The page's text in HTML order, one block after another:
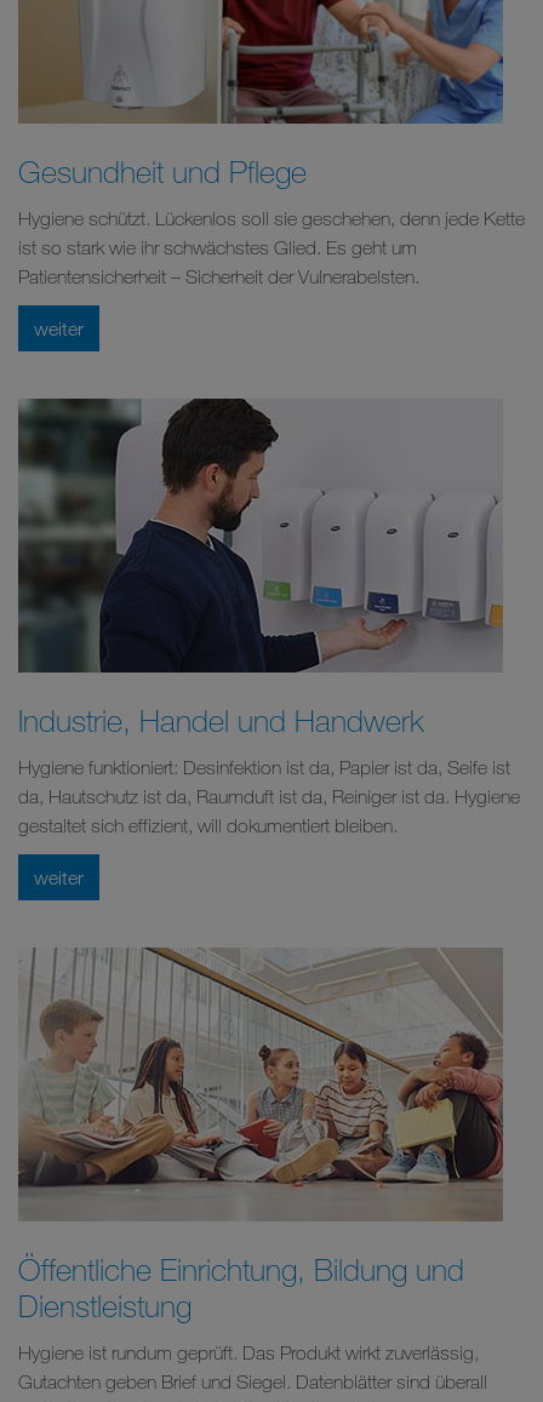
Gesundheit und Pflege
Hygiene schützt. Lückenlos soll sie geschehen, denn jede Kette
ist so stark wie ihr schwächstes Glied. Es geht um
Patientensicherheit – Sicherheit der Vulnerabelsten.
weiter
Industrie, Handel und Handwerk
Hygiene funktioniert: Desinfektion ist da, Papier ist da, Seife ist
da, Hautschutz ist da, Raumduft ist da, Reiniger ist da. Hygiene
gestaltet sich effizient, will dokumentiert bleiben.
weiter
Öffentliche Einrichtung, Bildung und
Dienstleistung
Hygiene ist rundum geprüft. Das Produkt wirkt zuverlässig,
Gutachten geben Brief und Siegel. Datenblätter sind überall